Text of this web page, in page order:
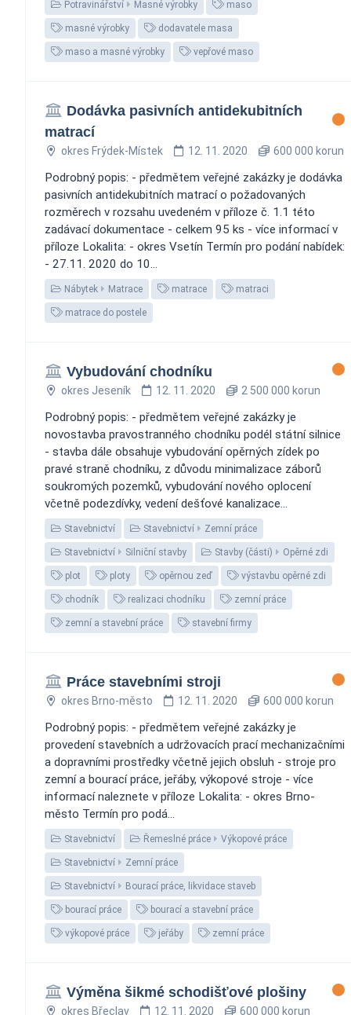
Potravinářství Masné výrobky maso
masné výrobky dodavatele masa
maso a masné výrobky vepřové maso
Dodávka pasivních antidekubitních
matrací
okres Frýdek-Místek 12. 11. 2020 600 000 korun
Podrobný popis: - předmětem veřejné zakázky je dodávka
pasivních antidekubitních matrací o požadovaných
rozměrech v rozsahu uvedeném v příloze č. 1.1 této
zadávací dokumentace - celkem 95 ks - více informací v
příloze Lokalita: - okres Vsetín Termín pro podání nabídek:
- 27.11. 2020 do 10...
Nábytek Matrace matrace matraci
matrace do postele
Vybudování chodníku
okres Jeseník 12. 11. 2020 2 500 000 korun
Podrobný popis: - předmětem veřejné zakázky je
novostavba pravostranného chodníku podél státní silnice
- stavba dále obsahuje vybudování opěrných zídek po
pravé straně chodníku, z důvodu minimalizace záborů
soukromých pozemků, vybudování nového oplocení
včetně podezdívky, vedení dešťové kanalizace...
Stavebnictví Stavebnictví Zemní práce
Stavebnictví Silniční stavby Stavby (části) Opěrné zdi
plot ploty opěrnou zeď výstavbu opěrné zdi
chodník realizaci chodníku zemní práce
zemní a stavební práce stavební firmy
Práce stavebními stroji
okres Brno-město 12. 11. 2020 600 000 korun
Podrobný popis: - předmětem veřejné zakázky je
provedení stavebních a udržovacích prací mechanizačními
a dopravními prostředky včetně jejich obsluh - stroje pro
zemní a bourací práce, jeřáby, výkopové stroje - více
informací naleznete v příloze Lokalita: - okres Brno-
město Termín pro podá...
Stavebnictví Řemeslné práce Výkopové práce
Stavebnictví Zemní práce
Stavebnictví Bourací práce, likvidace staveb
bourací práce bourací a stavební práce
výkopové práce jeřáby zemní práce
Výměna šikmé schodišťové plošiny
okres Břeclav 12. 11. 2020 600 000 korun